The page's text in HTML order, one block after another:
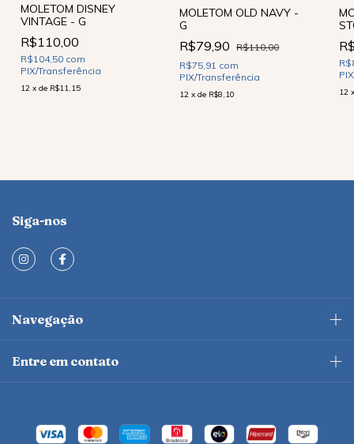
MOLETOM DISNEY
VINTAGE - G
R$110,00
R$104,50 com
PIX/Transferência
12 x de R$11,15
MOLETOM OLD NAVY -
G
R$79,90
R$110,00
R$75,91 com
PIX/Transferência
12 xde R$8,10 12
Siga-nos
Navegação
Entre em contato